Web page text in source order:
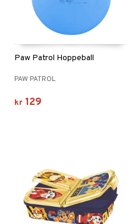
Paw Patrol Hoppeball
PAW PATROL
kr 129